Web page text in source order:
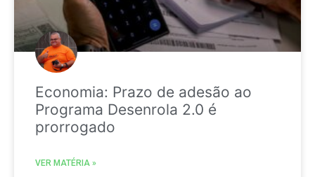
Economia: Prazo de adesão ao
Programa Desenrola 2.0 é
prorrogado
VER MATÉRIA »